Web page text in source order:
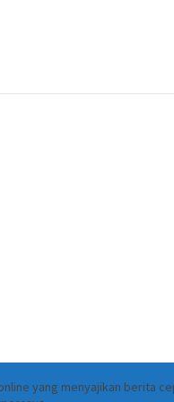
yang menyajikan berita